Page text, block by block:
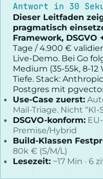
Antwort in 30
Dieser Leitfaden
pragmatisch
Framework, DSGVO
Tage / 4.900 €
Live-Demo. Bei Go
Medium (35-55k, 8-12
Tiefe. Stack:
Postgres mit
Use-Case zuerst:
Mail-Triage. Nicht “KI-
DSGVO-konform:
Premise/Hybrid
Build-Klassen
80k € (S/M/L)
Lesezeit: ~17 Min · 6